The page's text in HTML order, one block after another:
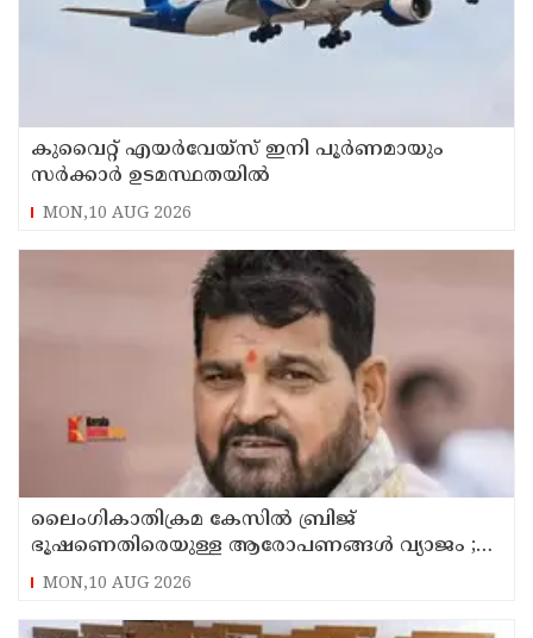
കുവൈറ്റ് എയര്‍വേയ്സ് ഇനി പൂര്‍ണമായും
സര്‍ക്കാര്‍ ഉടമസ്ഥതയില്‍
MON,10 AUG 2026
ലൈംഗികാതിക്രമ കേസിൽ ബ്രിജ്
ഭൂഷണെതിരെയുള്ള ആരോപണങ്ങൾ വ്യാജം ;
പിന്നിൽ രാഷ്ട്രീയ ഗൂഢാലോചനയെന്ന് ഡൽഹി
MON,10 AUG 2026